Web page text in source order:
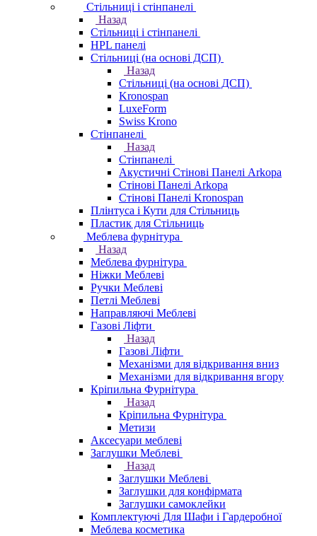
Стільниці і стінпанелі
Назад
Стільниці і стінпанелі
HPL панелі
Стільниці (на основі ДСП)
Назад
Стільниці (на основі ДСП)
Kronospan
LuxeForm
Swiss Krono
Стінпанелі
Назад
Стінпанелі
Акустичні Стінові Панелі Аrkopa
Стінові Панелі Arkopa
Стінові Панелі Kronospan
Плінтуса і Кути для Стільниць
Пластик для Стільниць
Меблева фурнітура
Назад
Меблева фурнітура
Ніжки Меблеві
Ручки Меблеві
Петлі Меблеві
Направляючі Меблеві
Газові Ліфти
Назад
Газові Ліфти
Механізми для відкривання вниз
Механізми для відкривання вгору
Кріпильна Фурнітура
Назад
Кріпильна Фурнітура
Метизи
Аксесуари меблеві
Заглушки Меблеві
Назад
Заглушки Меблеві
Заглушки для конфірмата
Заглушки самоклейки
Комплектуючі Для Шафи і Гардеробної
Меблева косметика